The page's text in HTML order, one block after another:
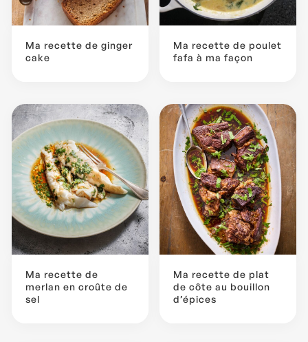
Ma recette de ginger
cake
Ma recette de poulet
fafa à ma façon
Ma recette de
merlan en croûte de
sel
Ma recette de plat
de côte au bouillon
d’épices